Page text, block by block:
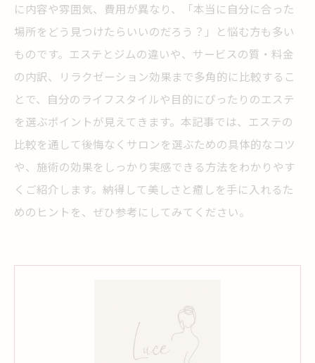
に内容や雰囲気、費用が異なり、「本当に自分に合った
場所をどう見つけたらいいのだろう？」と悩む方も多い
ものです。エステとジムの違いや、サービスの質・料金
の内訳、リラクゼーション効果まで多角的に比較するこ
とで、自分のライフスタイルや目的にぴったりのエステ
を選ぶポイントが見えてきます。本記事では、エステの
比較を通して後悔なくサロンを選ぶための具体的なコツ
や、施術の効果をしっかり実感できる方法をわかりやす
くご紹介します。納得して美しさと癒しを手に入れるた
めのヒントを、ぜひ参考にしてみてください。